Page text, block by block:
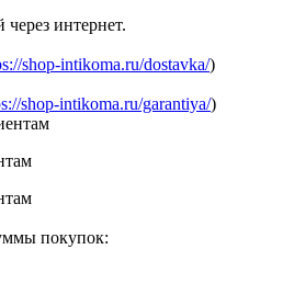
интернет.
shop-intikoma.ru/dostavka/)
shop-intikoma.ru/garantiya/)
покупок: